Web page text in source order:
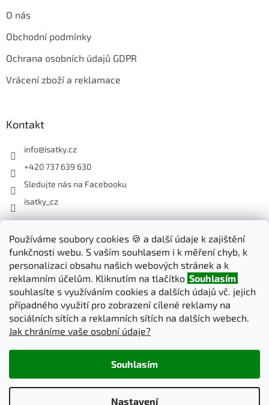
Používáme soubory cookies 🍪 a další údaje k zajištění
funkčnosti webu. S vaším souhlasem i k měření chyb, k
personalizaci obsahu našich webových stránek a k
reklamním účelům. Kliknutím na tlačítko Souhlasím
souhlasíte s využíváním cookies a dalších údajů vč. jejich
případného využití pro zobrazení cílené reklamy na
sociálních sítích a reklamních sítích na dalších webech.
Jak chráníme vaše osobní údaje?
Nastavení
Souhlasím
O nás
Obchodní podmínky
Ochrana osobních údajů GDPR
Vrácení zboží a reklamace
Kontakt
info@isatky.cz
+420 737 639 630
Sledujte nás na Facebooku
isatky_cz
Odebírat newsletter
Vložte svůj e-mail a my vám budeme zasílat informace o nových
produktech na našem e-shopu.
E-mail
PŘIHLÁSIT SE